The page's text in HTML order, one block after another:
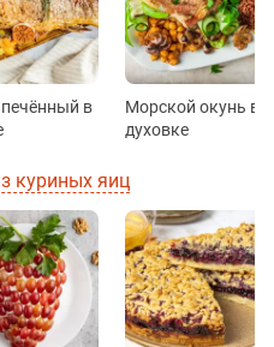
в
Морской окунь в
духовке
куриных яиц